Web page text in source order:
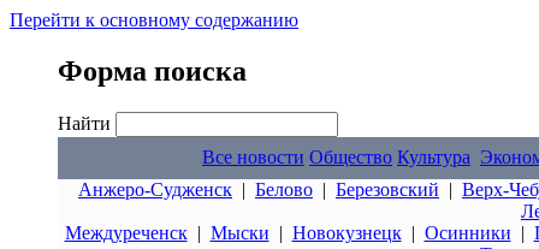
Перейти к основному содержанию
Форма поиска
Найти
Все новости Общество Культура
Анжеро-Судженск | Белово | Березовский | Верх-
Междуреченск| Мыски | Новокузнецк| Осинники |